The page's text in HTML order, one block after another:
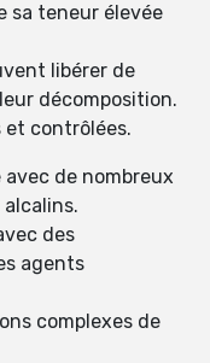
sa teneur élevée
libérer de
décomposition.
et contrôlées.
de nombreux
des
agents
complexes de